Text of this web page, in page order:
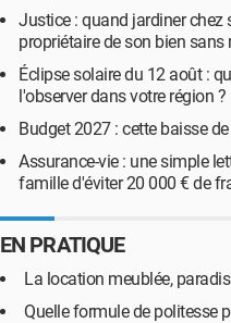
Justice : quand jardiner chez
propriétaire de son bien sans
Éclipse solaire du 12 août :
l'observer dans votre région ?
Budget 2027 : cette baisse
Assurance-vie : une simple
famille d'éviter 20 000 € de
EN PRATIQUE
La location meublée,
Quelle formule de politesse